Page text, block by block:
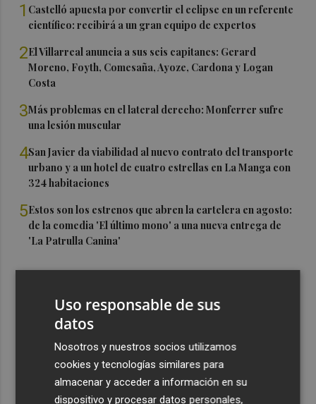
1 Castelló apuesta por convertir el eclipse en un referente
científico: recibirá a un gran equipo de expertos
2El Villarreal anuncia a sus seis capitanes: Gerard
Moreno, Foyth, Comesaña, Ayoze, Cardona y Logan
Costa
3Más problemas en el lateral derecho: Monferrer sufre
una lesión muscular
4San Javier da viabilidad al nuevo contrato del transporte
urbano y a un hotel de cuatro estrellas en La Manga con
324 habitaciones
5Estos son los estrenos que abren la cartelera en agosto:
de la comedia 'El último mono' a una nueva entrega de
'La Patrulla Canina'
Uso responsable de sus
datos
Nosotros y nuestros socios utilizamos
cookies y tecnologías similares para
almacenar y acceder a información en su
dispositivo y procesar datos personales,